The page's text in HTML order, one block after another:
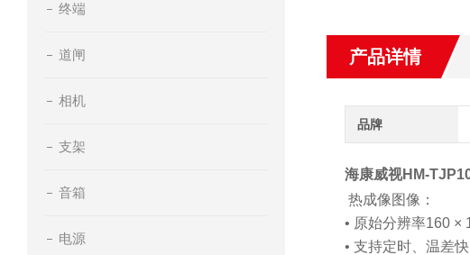
终端
道闸
相机
支架
音箱
电源
产品详情
品牌
海康威视HM-
热成像图像：
• 原始分辨率160 ×
• 支持定时、温差